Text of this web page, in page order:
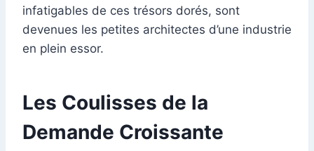
infatigables de ces trésors dorés, sont
devenues les petites architectes d’une industrie
en plein essor.
Les Coulisses de la
Demande Croissante